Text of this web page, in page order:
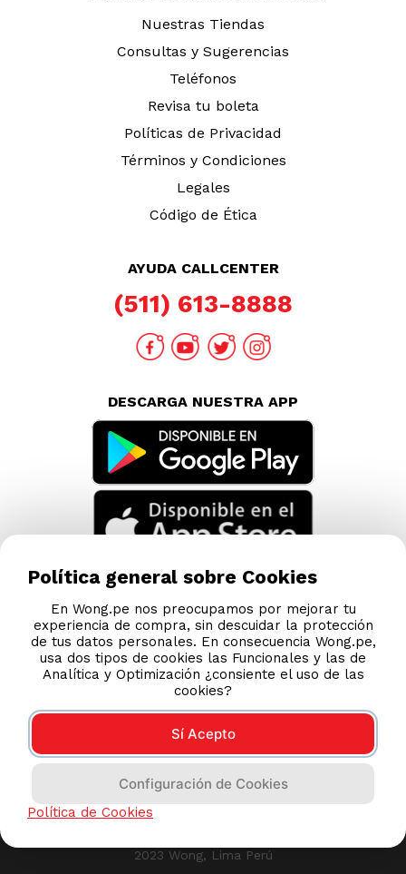
TAMBIÉN TE PUEDE INTERESAR
Nuestras Tiendas
Teléfonos
Políticas de Privacidad
Términos y Condiciones
Legales
Código de Ética
AYUDA CALLCENTER
(511) 613-8888
Política general sobre Cookies
En Wong.pe nos preocupamos por mejorar tu
experiencia de compra, sin descuidar la protección
de tus datos personales. En consecuencia Wong.pe,
usa dos tipos de cookies las Funcionales y las de
Analítica y Optimización ¿consiente el uso de las
cookies?
Sí Acepto
Configuración de Cookies
Política de Cookies